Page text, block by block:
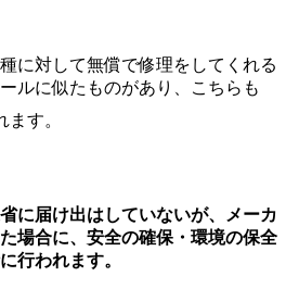
に対して無償で修理をしてくれる
ルに似たものがあり、こちらも
ます。
に届け出はしていないが、メーカ
場合に、安全の確保・環境の保全
行われます。